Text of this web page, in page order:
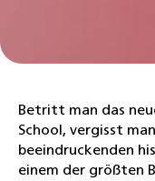
Betritt man das
School, vergisst
beeindruckenden
einem der größten